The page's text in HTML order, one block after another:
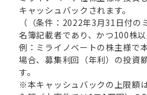
キャッシュバックされます。
（（条件：2022年3月31日付の
名簿記載者であり、かつ100株以
例：ミライノベートの株主様で
場合、募集利回（年利）の投資
す。
※本キャッシュバックの上限額